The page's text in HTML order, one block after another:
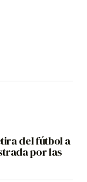
del fútbol a
por las